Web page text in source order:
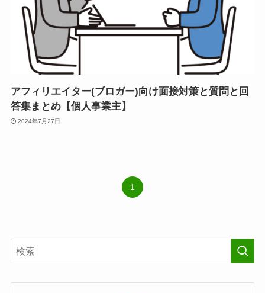
アフィリエイター(ブロガー)向け面接対策と質問と回
答集まとめ【個人事業主】
2024年7月27日
1